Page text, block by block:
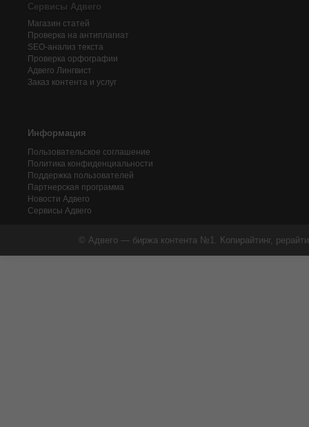
Сервисы Адвего
Магазин статей
Проверка на антиплагиат
SEO-анализ текста
Проверка орфографии
Адвего Лингвист
Заказ контента и услуг
Информация
Пользовательское соглашение
Политика конфиденциальности
Поддержка пользователей
Партнерская программа
Новости Адвего
Сервисы Адвего
© Адвего — биржа контента №1. Копирайтинг,